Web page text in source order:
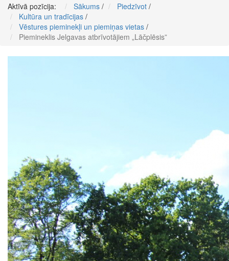
Aktīvā pozīcija:
Sākums / Piedzīvot /
Kultūra un tradīcijas /
Vēstures pieminekļi un piemiņas vietas /
Piemineklis Jelgavas atbrīvotājiem „Lāčplēsis”